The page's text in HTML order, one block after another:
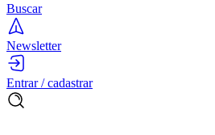
Buscar
Newsletter
Entrar / cadastrar